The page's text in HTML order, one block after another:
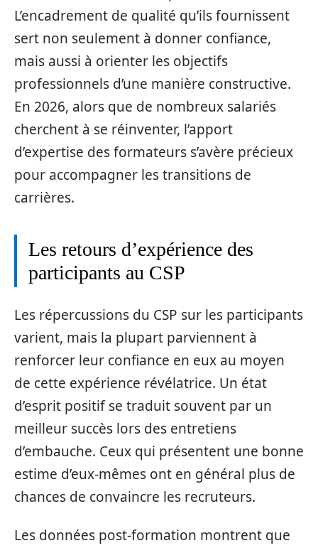
L’encadrement de qualité qu’ils fournissent
sert non seulement à donner confiance,
mais aussi à orienter les objectifs
professionnels d’une manière constructive.
En 2026, alors que de nombreux salariés
cherchent à se réinventer, l’apport
d’expertise des formateurs s’avère précieux
pour accompagner les transitions de
carrières.
Les retours d’expérience des
participants au CSP
Les répercussions du CSP sur les participants
varient, mais la plupart parviennent à
renforcer leur confiance en eux au moyen
de cette expérience révélatrice. Un état
d’esprit positif se traduit souvent par un
meilleur succès lors des entretiens
d’embauche. Ceux qui présentent une bonne
estime d’eux-mêmes ont en général plus de
chances de convaincre les recruteurs.
Les données post-formation montrent que